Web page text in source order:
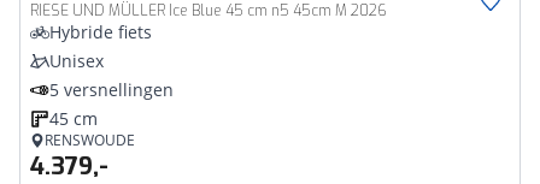
RIESE UND MÜLLER Ice Blue 45 cm n5 45cm M 2026
Hybride fiets
Unisex
5 versnellingen
45 cm
RENSWOUDE
4.379,-